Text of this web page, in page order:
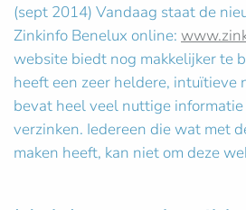
(sept 2014) Vandaag staat de
Zinkinfo Benelux online:
website biedt nog makkelijker te
heeft een zeer heldere, intuïtieve
bevat heel veel nuttige
verzinken. Iedereen die wat met
maken heeft, kan niet om deze